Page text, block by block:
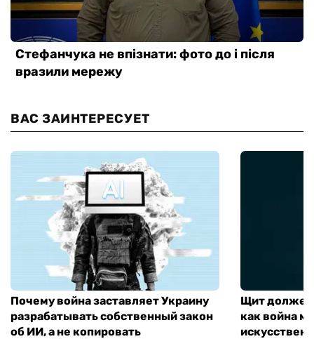
ВАС ЗАИНТЕРЕСУЕТ
Почему война заставляет Украину
разрабатывать собственный закон
об ИИ, а не копировать
Щит должен
как война